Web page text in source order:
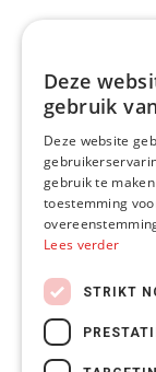
infoDeze
gebruik
Deze website
gebruik te
toestemming
Lees verder
STRIKT